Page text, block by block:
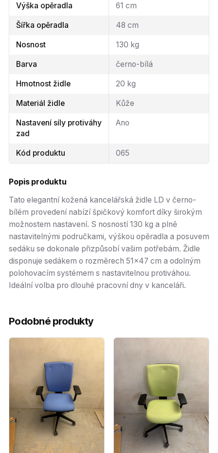
Výška opěradla 61 cm
Šířka opěradla 48 cm
Nosnost 130 kg
Barva černo-bílá
Hmotnost židle 20 kg
Materiál židle Kůže
Nastavení síly protiváhy
zad
Ano
Kód produktu 065
Popis produktu
Tato elegantní kožená kancelářská židle LD v černo-
bílém provedení nabízí špičkový komfort díky širokým
možnostem nastavení. S nosností 130 kg a plně
nastavitelnými područkami, výškou opěradla a posuvem
sedáku se dokonale přizpůsobí vašim potřebám. Židle
disponuje sedákem o rozměrech 51x47 cm a odolným
polohovacím systémem s nastavitelnou protiváhou.
Ideální volba pro dlouhé pracovní dny v kanceláři.
Podobné produkty